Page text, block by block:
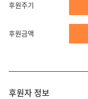
후원주기
후원금액
후원자 정보